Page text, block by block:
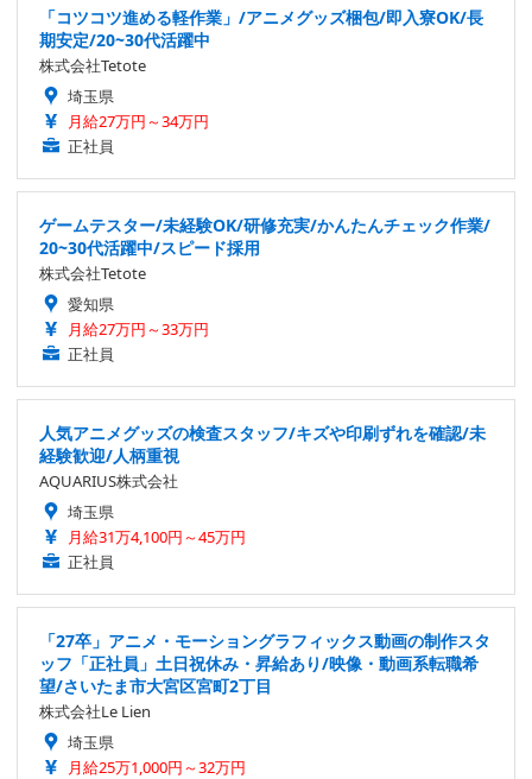
「コツコツ進める軽作業」/アニメグッズ梱包/即入寮OK/長
期安定/20~30代活躍中
株式会社Tetote
埼玉県
月給27万円～34万円
正社員
ゲームテスター/未経験OK/研修充実/かんたんチェック作業/
20~30代活躍中/スピード採用
株式会社Tetote
愛知県
月給27万円～33万円
正社員
人気アニメグッズの検査スタッフ/キズや印刷ずれを確認/未
経験歓迎/人柄重視
AQUARIUS株式会社
埼玉県
月給31万4,100円～45万円
正社員
「27卒」アニメ・モーショングラフィックス動画の制作スタ
ッフ「正社員」土日祝休み・昇給あり/映像・動画系転職希
望/さいたま市大宮区宮町2丁目
株式会社Le Lien
埼玉県
月給25万1,000円～32万円